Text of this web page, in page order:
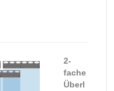
2-
fache
Überl